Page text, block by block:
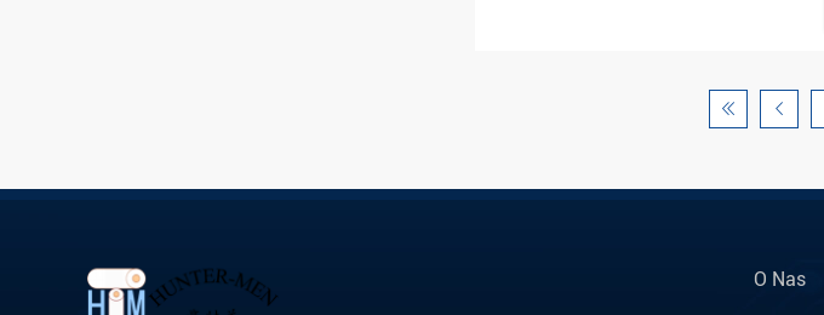
O Nas